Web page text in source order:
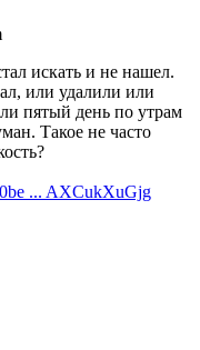
искать и не нашел.
или удалили или
пятый день по утрам
Такое не часто
... AXCukXuGjg